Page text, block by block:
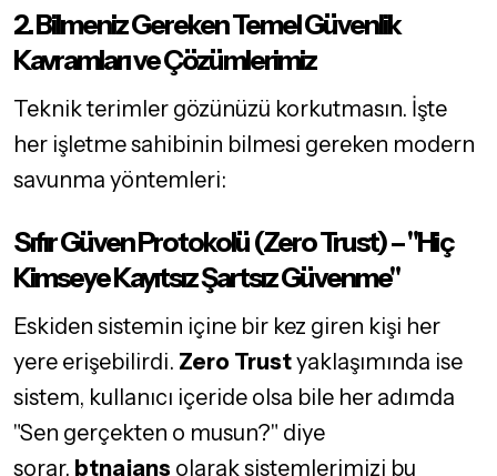
2. Bilmeniz Gereken Temel Güvenlik
Kavramları ve Çözümlerimiz
Teknik terimler gözünüzü korkutmasın. İşte
her işletme sahibinin bilmesi gereken modern
savunma yöntemleri:
Sıfır Güven Protokolü (Zero Trust) – "Hiç
Kimseye Kayıtsız Şartsız Güvenme"
Eskiden sistemin içine bir kez giren kişi her
yere erişebilirdi. Zero Trustyaklaşımında ise
sistem, kullanıcı içeride olsa bile her adımda
"Sen gerçekten o musun?" diye
sorar. btnajans olarak sistemlerimizi bu